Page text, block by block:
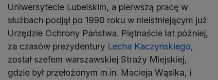
Uniwersytecie Lubelskim, a pierwszą pracę w
służbach podjął po 1990 roku w nieistniejącym już
Urzędzie Ochrony Państwa. Piętnaście lat później,
za czasów prezydentury Lecha Kaczyńskiego,
został szefem warszawskiej Straży Miejskiej,
gdzie był przełożonym m.in. Macieja Wąsika, i